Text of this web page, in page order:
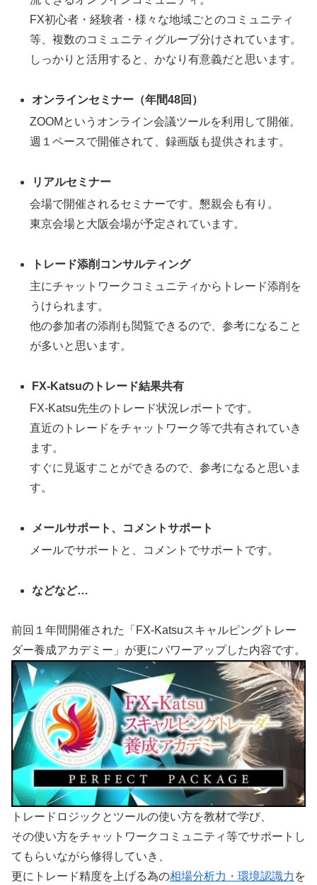
FX初心者・経験者・様々な地域ごとのコミュニティ
等、複数のコミュニティグループ分けされています。
しっかりと活用すると、かなり有意義だと思います。
オンラインセミナー（年間48回）
ZOOMというオンライン会議ツールを利用して開催。
週１ペースで開催されて、録画版も提供されます。
リアルセミナー
会場で開催されるセミナーです。懇親会も有り。
東京会場と大阪会場が予定されています。
トレード添削コンサルティング
主にチャットワークコミュニティからトレード添削を
うけられます。
他の参加者の添削も閲覧できるので、参考になること
が多いと思います。
FX-Katsuのトレード結果共有
FX-Katsu先生のトレード状況レポートです。
直近のトレードをチャットワーク等で共有されていき
ます。
すぐに見返すことができるので、参考になると思いま
す。
メールサポート、コメントサポート
メールでサポートと、コメントでサポートです。
などなど…
前回１年間開催された「FX-Katsuスキャルピングトレー
ダー養成アカデミー」が更にパワーアップした内容です。
トレードロジックとツールの使い方を教材で学び、
その使い方をチャットワークコミュニティ等でサポートし
てもらいながら修得していき、
更にトレード精度を上げる為の相場分析力・環境認識力 を